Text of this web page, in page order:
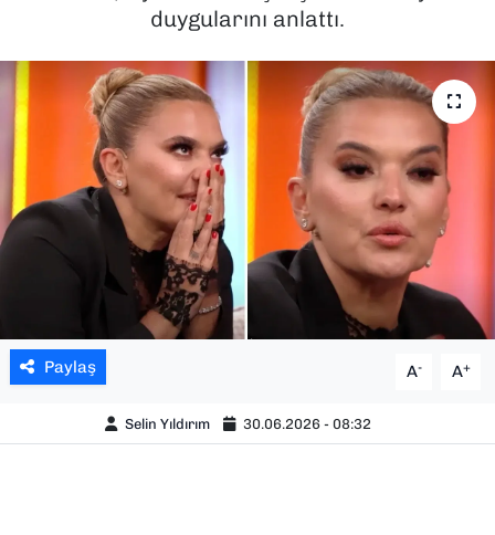
duygularını anlattı.
Paylaş A- A+
Selin Yıldırım 30.06.2026 - 08:32
SPOR
TEKNOLOJİ
YAŞAM
YEREL YÖNETİMLER